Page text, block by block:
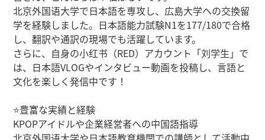
北京外国语大学で日本語を専攻し、広島大学への交換留
学を経験しました。日本語能力試験N1を177/180で合格
し、翻訳や通訳の現場でも活躍しています。
さらに、自身の小红书（RED）アカウント「刘学生」で
は、日本語VLOGやインタビュー動画を投稿し、言語と
文化を楽しく発信中です！
⭐豊富な実績と経験
KPOPアイドルや企業経営者への中国語指導